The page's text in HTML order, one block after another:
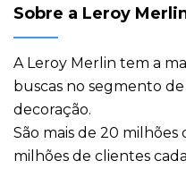
Sobre a Leroy
A Leroy Merlin tem a
buscas no segmento de
decoração.
São mais de 20 milhões
milhões de clientes